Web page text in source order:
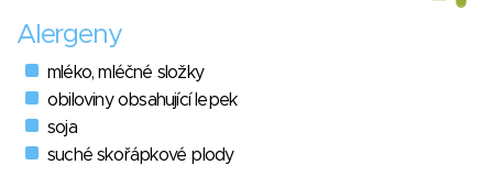
Alergeny
mléko, mléčné složky
obiloviny obsahující lepek
soja
suché skořápkové plody